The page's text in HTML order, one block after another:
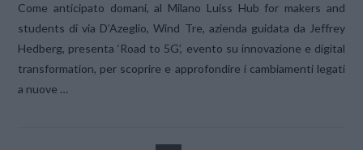
Come anticipato domani, al Milano Luiss Hub for makers and
students di via D’Azeglio, Wind Tre, azienda guidata da Jeffrey
Hedberg, presenta ‘Road to 5G’, evento su innovazione e digital
transformation, per scoprire e approfondire i cambiamenti legati
a nuove …